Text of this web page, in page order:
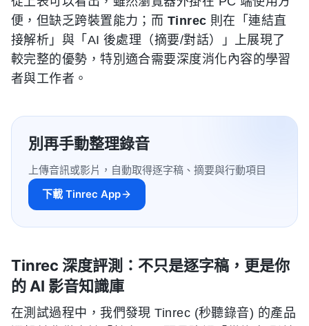
便，但缺乏跨裝置能力；而 Tinrec 則在「連結直
接解析」與「AI 後處理（摘要/對話）」上展現了
較完整的優勢，特別適合需要深度消化內容的學習
者與工作者。
別再手動整理錄音
上傳音訊或影片，自動取得逐字稿、摘要與行動項目
下載 Tinrec App
Tinrec 深度評測：不只是逐字稿，更是你
的 AI 影音知識庫
在測試過程中，我們發現 Tinrec (秒聽錄音) 的產品